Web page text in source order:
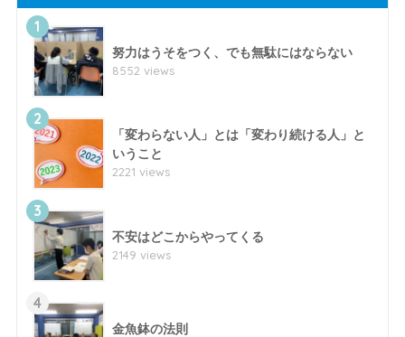
1
努力はうそをつく、でも無駄にはならない
8552 views
2
「変わらない人」とは「変わり続ける人」と
いうこと
2221 views
3
不安はどこからやってくる
2149 views
4
金魚鉢の法則